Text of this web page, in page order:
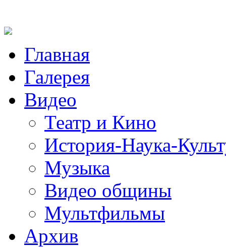
Главная
Галерея
Видео
Театр и Кино
История-Наука-
Музыка
Видео общины
Мультфильмы
Архив